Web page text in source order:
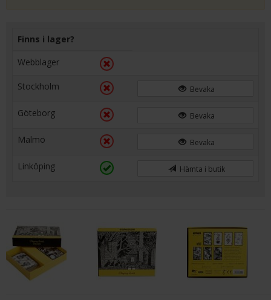
Finns i lager?
Webblager
Stockholm Bevaka
Göteborg Bevaka
Malmö Bevaka
Linköping Hämta i butik